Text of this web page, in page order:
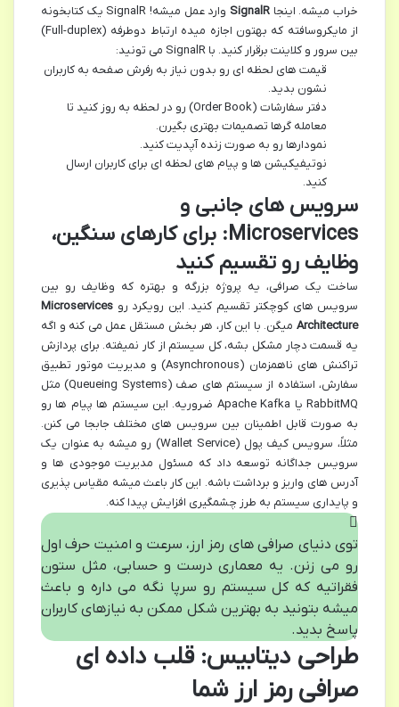
خراب میشه. اینجا SignalR
وارد عمل میشه! SignalR یک کتابخونه
از مایکروسافته که بهتون اجازه میده ارتباط دوطرفه (Full-duplex)
بین سرور و کلاینت برقرار کنید. با SignalR می تونید:
قیمت های لحظه ای رو بدون نیاز به رفرش صفحه به کاربران
نشون بدید.
دفتر سفارشات (Order Book) رو در لحظه به روز کنید تا
معامله گرها تصمیمات بهتری بگیرن.
نمودارها رو به صورت زنده آپدیت کنید.
نوتیفیکیشن ها و پیام های لحظه ای برای کاربران ارسال
کنید.
سرویس های جانبی و
Microservices: برای کارهای سنگین،
وظایف رو تقسیم کنید
ساخت یک صرافی، یه پروژه بزرگه و بهتره که وظایف رو بین
سرویس های کوچکتر تقسیم کنید. این رویکرد رو Microservices
Architecture میگن. با این کار، هر بخش مستقل عمل می کنه و اگه
یه قسمت دچار مشکل بشه، کل سیستم از کار نمیفته. برای پردازش
تراکنش های ناهمزمان (Asynchronous) و مدیریت موتور تطبیق
سفارش، استفاده از سیستم های صف (Queueing Systems) مثل
RabbitMQ یا Apache Kafka ضروریه. این سیستم ها پیام ها رو
به صورت قابل اطمینان بین سرویس های مختلف جابجا می کنن.
مثلاً، سرویس کیف پول (Wallet Service) رو میشه به عنوان یک
سرویس جداگانه توسعه داد که مسئول مدیریت موجودی ها و
آدرس های واریز و برداشت باشه. این کار باعث میشه مقیاس پذیری
و پایداری سیستم به طرز چشمگیری افزایش پیدا کنه.
توی دنیای صرافی های رمز ارز، سرعت و امنیت حرف اول
رو می زنن. یه معماری درست و حسابی، مثل ستون
فقراتیه که کل سیستم رو سرپا نگه می داره و باعث
میشه بتونید به بهترین شکل ممکن به نیازهای کاربران
پاسخ بدید.
طراحی دیتابیس: قلب داده ای
صرافی رمز ارز شما